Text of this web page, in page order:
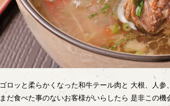
ゴロッと柔らかくなった和牛テール肉と 大根、人参
まだ食べた事のないお客様がいらしたら 是非この